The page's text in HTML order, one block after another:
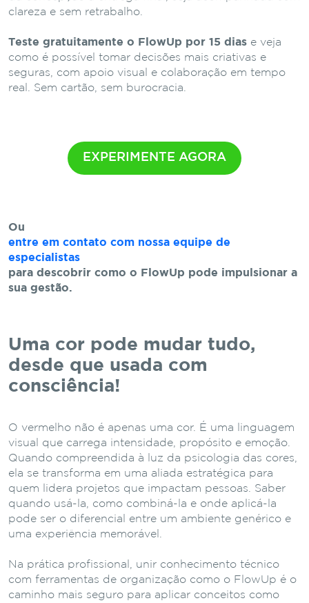
clareza e sem retrabalho.
Teste gratuitamente o FlowUp por 15 dias e veja
como é possível tomar decisões mais criativas e
seguras, com apoio visual e colaboração em tempo
real. Sem cartão, sem burocracia.
EXPERIMENTE AGORA
Ou
entre em contato com nossa equipe de
especialistas
para descobrir como o FlowUp pode impulsionar a
sua gestão.
Uma cor pode mudar tudo,
desde que usada com
consciência!
O vermelho não é apenas uma cor. É uma linguagem
visual que carrega intensidade, propósito e emoção.
Quando compreendida à luz da psicologia das cores,
ela se transforma em uma aliada estratégica para
quem lidera projetos que impactam pessoas. Saber
quando usá-la, como combiná-la e onde aplicá-la
pode ser o diferencial entre um ambiente genérico e
uma experiência memorável.
Na prática profissional, unir conhecimento técnico
com ferramentas de organização como o FlowUp é o
caminho mais seguro para aplicar conceitos como